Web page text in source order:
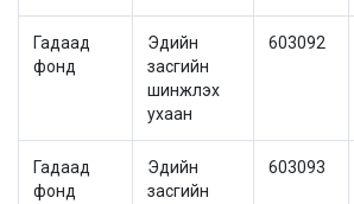
Гадаад
фонд
Эдийн
засгийн
шинжлэх
ухаан
603092
Гадаад
фонд
Эдийн
засгийн
603093